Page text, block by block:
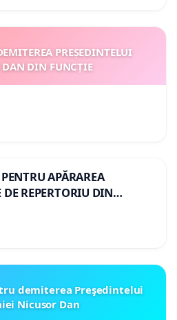
PREȘEDINTELUI
DAN DIN FUNCȚIE
APĂRAREA
REPERTORIU DIN
demiterea Preşedintelui
Nicusor Dan